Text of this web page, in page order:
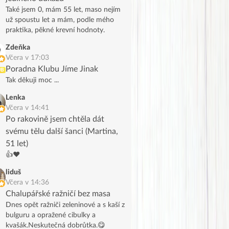
Také jsem 0, mám 55 let, maso nejím
už spoustu let a mám, podle mého
praktika, pěkné krevní hodnoty.
Zdeňka
Včera v 17:03
Poradna Klubu Jíme Jinak
Tak děkuji moc ...
Lenka
Včera v 14:41
Po rakovině jsem chtěla dát
svému tělu další šanci (Martina,
51 let)
👍❤️
liduš
Včera v 14:36
Chalupářské ražničí bez masa
Dnes opět ražniči zeleninové a s kaší z
bulguru a opražené cibulky a
kvašák.Neskutečná dobrůtka.😋